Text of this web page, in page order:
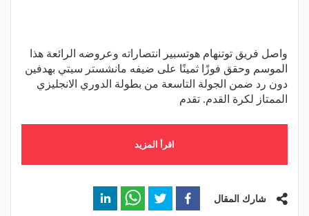
واصل فريق توتنهام هوتسبير انتصاراته وعروضه الرائعة هذا
الموسم وحقق فوزًا ثمينًا على ضيفه مانشستر سيتي بهدفين
دون رد ضمن الجولة التاسعة من بطولة الدوري الانجليزي
الممتاز لكرة القدم. تقدم
اقرأ المزيد
شارك المقال